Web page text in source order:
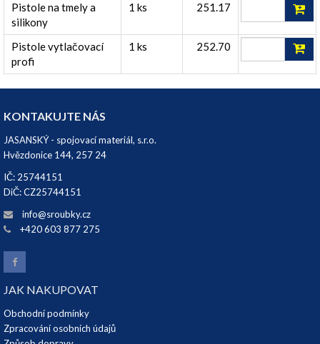
Pistole na tmely a
silikony
1 ks 251.17
Pistole vytlačovací
profi
1 ks 252.70
KONTAKUJTE NÁS
JASANSKÝ - spojovací materiál, s.r.o.
Hvězdonice 144, 257 24
IČ: 25744151
DiČ: CZ25744151
info@sroubky.cz
+420 603 877 275
JAK NAKUPOVAT
Obchodní podmínky
Zpracování osobních údajů